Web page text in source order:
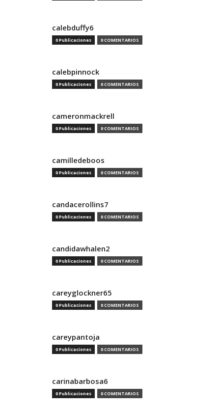
calebduffy6
0 Publicaciones 0 COMENTARIOS
calebpinnock
0 Publicaciones 0 COMENTARIOS
cameronmackrell
0 Publicaciones 0 COMENTARIOS
camilledeboos
0 Publicaciones 0 COMENTARIOS
candacerollins7
0 Publicaciones 0 COMENTARIOS
candidawhalen2
0 Publicaciones 0 COMENTARIOS
careyglockner65
0 Publicaciones 0 COMENTARIOS
careypantoja
0 Publicaciones 0 COMENTARIOS
carinabarbosa6
0 Publicaciones 0 COMENTARIOS